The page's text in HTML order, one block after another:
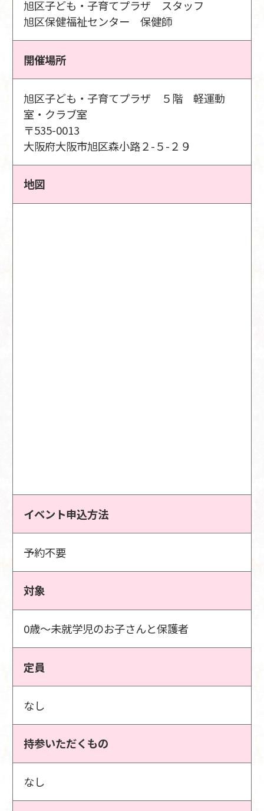
旭区子ども・子育てプラザ スタッフ
旭区保健福祉センター 保健師
開催場所
旭区子ども・子育てプラザ ５階 軽運動
室・クラブ室
〒535-0013
大阪府大阪市旭区森小路２-５-２９
地図
イベント申込方法
予約不要
対象
0歳～未就学児のお子さんと保護者
定員
なし
持参いただくもの
なし